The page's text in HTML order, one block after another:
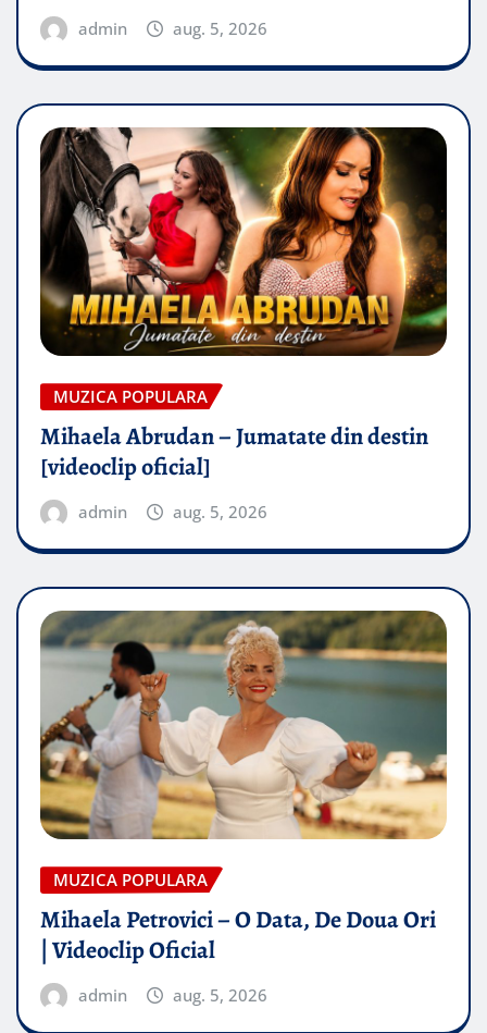
admin aug. 5, 2026
MUZICA POPULARA
Mihaela Abrudan – Jumatate din destin
[videoclip oficial]
admin aug. 5, 2026
MUZICA POPULARA
Mihaela Petrovici – O Data, De Doua Ori
| Videoclip Oficial
admin aug. 5, 2026